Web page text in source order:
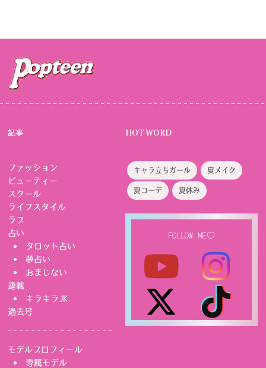
記事
ファッション
ビューティー
スクール
ライフスタイル
ラブ
占い
タロット占い
夢占い
おまじない
連載
キラキラJK
過去号
モデルプロフィール
専属モデル
HOT WORD
キャラ立ちガール 夏メイク
夏コーデ 夏休み
FOLLOW ME♡